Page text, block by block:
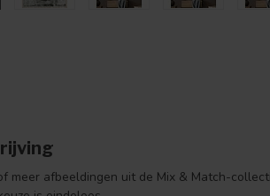
meer afbeeldingen uit de Mix & Match-